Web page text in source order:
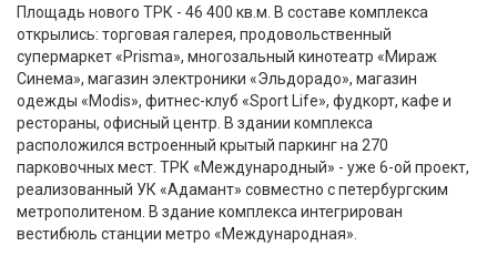
Площадь нового ТРК - 46 400 кв.м. В составе комплекса
открылись: торговая галерея, продовольственный
супермаркет «Prisma», многозальный кинотеатр «Мираж
Синема», магазин электроники «Эльдорадо», магазин
одежды «Modis», фитнес-клуб «Sport Life», фудкорт, кафе и
рестораны, офисный центр. В здании комплекса
расположился встроенный крытый паркинг на 270
парковочных мест. ТРК «Международный» - уже 6-ой проект,
реализованный УК «Адамант» совместно с петербургским
метрополитеном. В здание комплекса интегрирован
вестибюль станции метро «Международная».